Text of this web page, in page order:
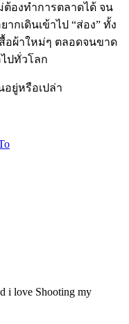
องทำการตลาดได้ จน
กเดินเข้าไป “ส่อง” ทั้ง
อผ้าใหม่ๆ ตลอดจนขาด
ปทั่วโลก
ยู่หรือเปล่า
i love Shooting my